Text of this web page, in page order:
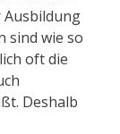
sind wie so
oft die
Deshalb